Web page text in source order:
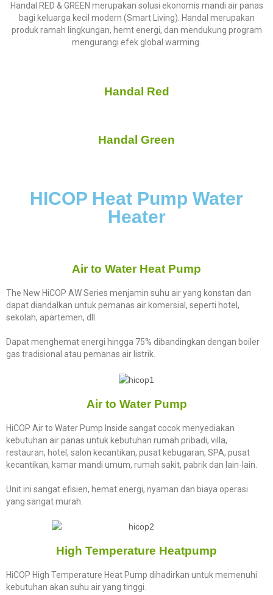
Handal RED & GREEN merupakan solusi ekonomis mandi air panas
bagi keluarga kecil modern (Smart Living). Handal merupakan
produk ramah lingkungan, hemt energi, dan mendukung program
mengurangi efek global warming.
Handal Red
Handal Green
HICOP Heat Pump Water
Heater
Air to Water Heat Pump
The New HiCOP AW Series menjamin suhu air yang konstan dan
dapat diandalkan untuk pemanas air komersial, seperti hotel,
sekolah, apartemen, dll.
Dapat menghemat energi hingga 75% dibandingkan dengan boiler
gas tradisional atau pemanas air listrik.
Air to Water Pump
HiCOP Air to Water Pump Inside sangat cocok menyediakan
kebutuhan air panas untuk kebutuhan rumah pribadi, villa,
restauran, hotel, salon kecantikan, pusat kebugaran, SPA, pusat
kecantikan, kamar mandi umum, rumah sakit, pabrik dan lain-lain.
Unit ini sangat efisien, hemat energi, nyaman dan biaya operasi
yang sangat murah.
High Temperature Heatpump
HiCOP High Temperature Heat Pump dihadirkan untuk memenuhi
kebutuhan akan suhu air yang tinggi.